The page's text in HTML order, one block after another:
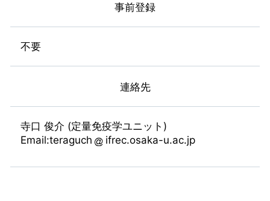
事前登録
不要
連絡先
寺口 俊介 (定量免疫学ユニット)
Email:teraguch
ifrec.osaka-u.ac.jp